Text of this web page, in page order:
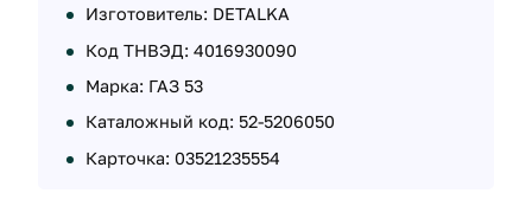
Изготовитель: DETALKA
Код ТНВЭД: 4016930090
Марка: ГАЗ 53
Каталожный код: 52-5206050
Карточка: 03521235554